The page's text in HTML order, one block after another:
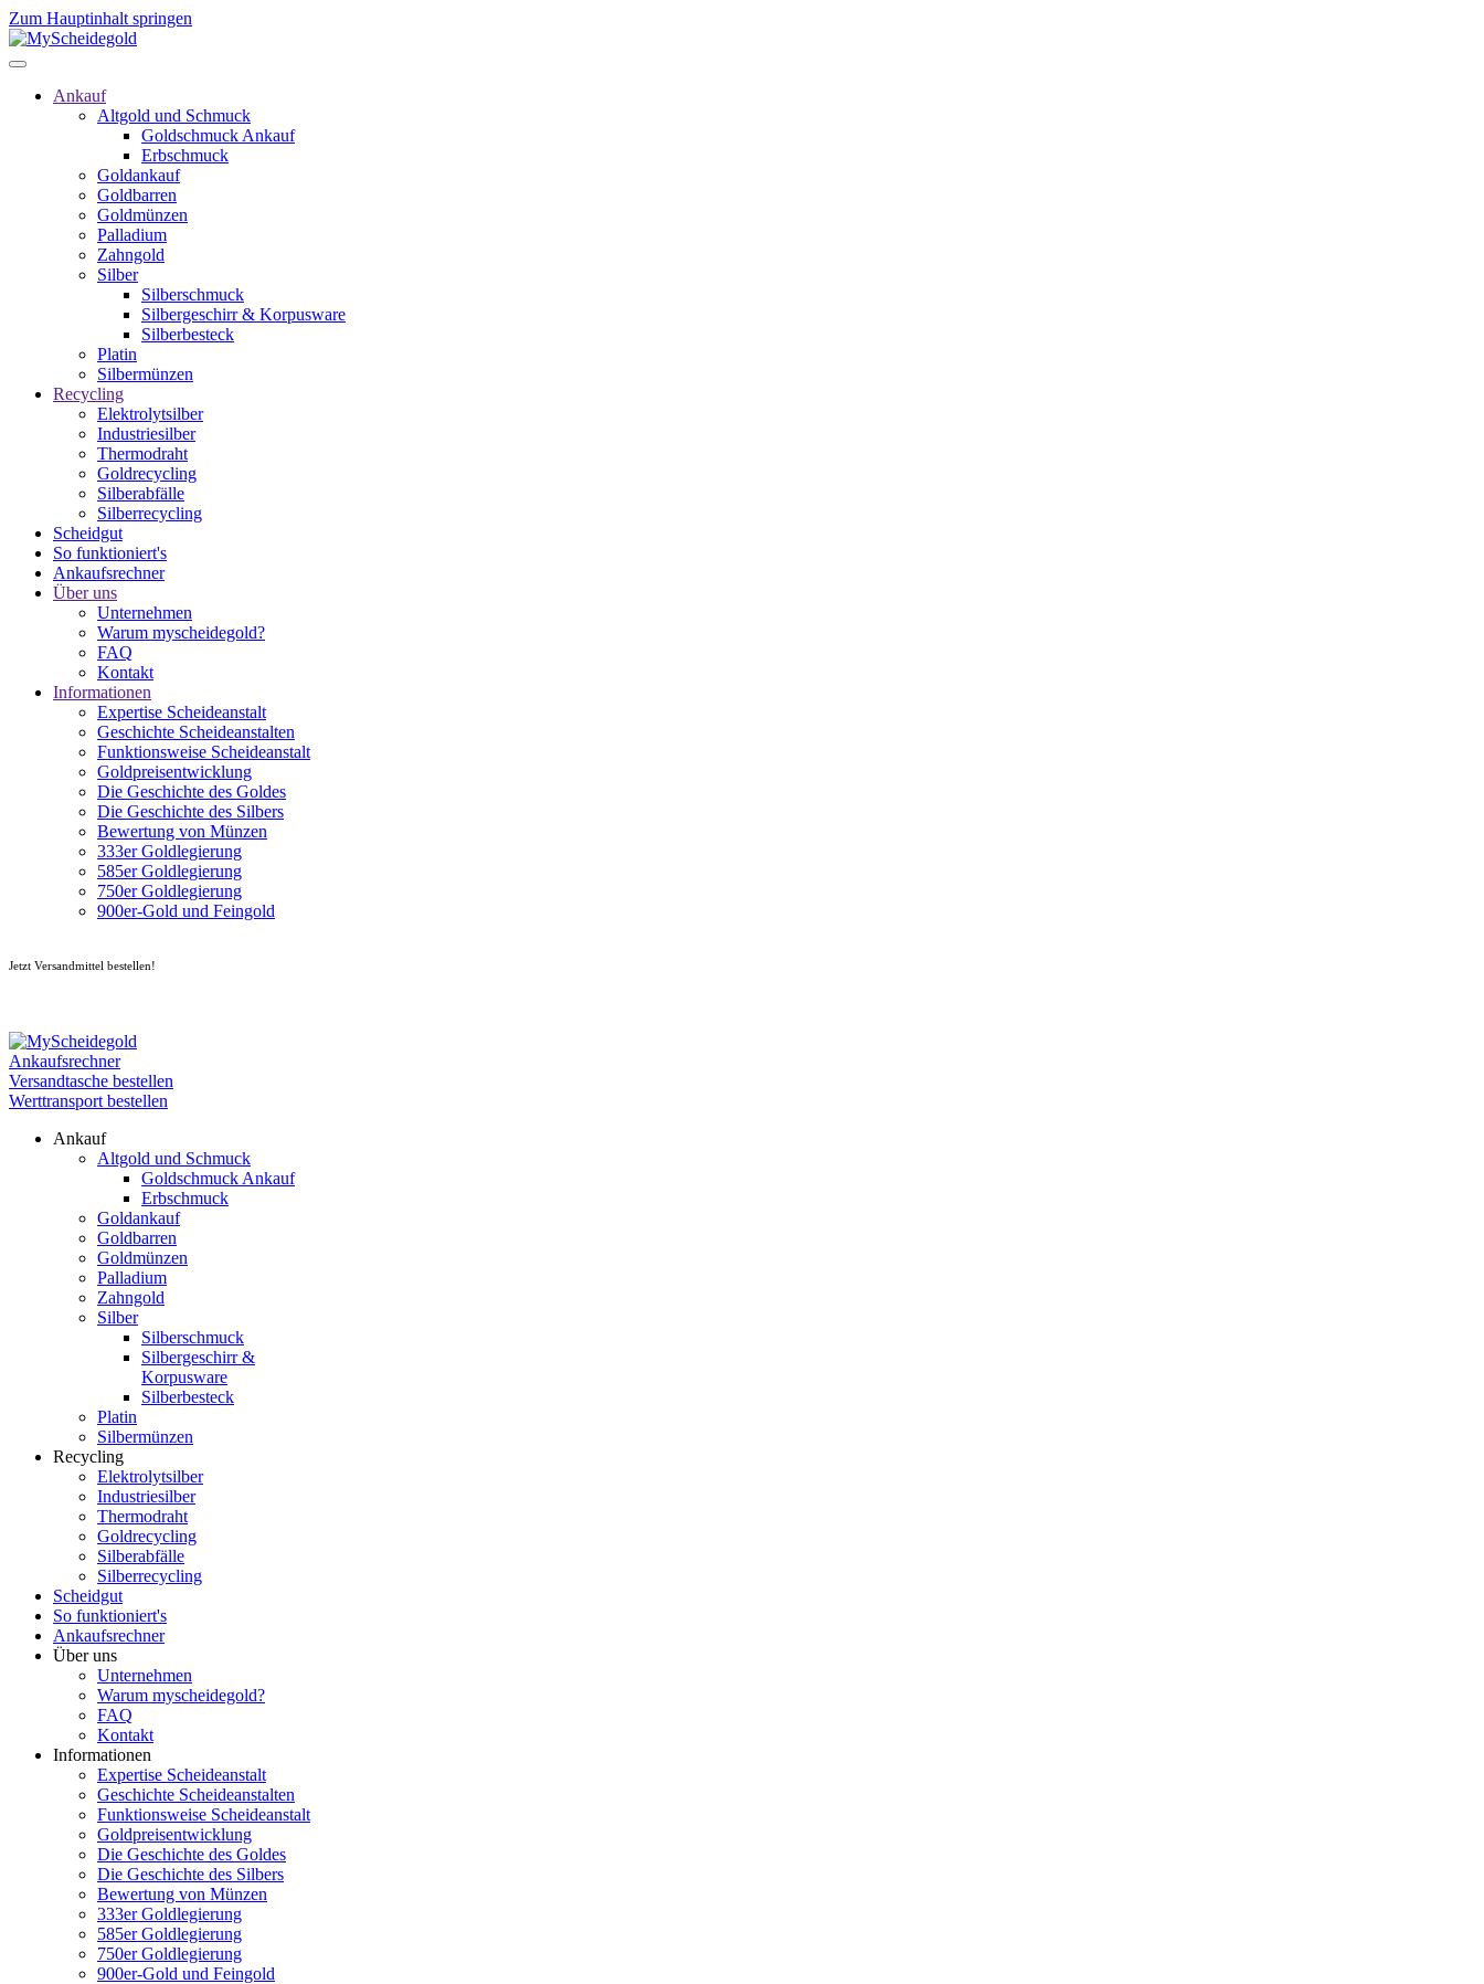
Zum Hauptinhalt springen
Ankauf
Altgold und Schmuck
Goldschmuck Ankauf
Erbschmuck
Goldankauf
Goldbarren
Goldmünzen
Palladium
Zahngold
Silber
Silberschmuck
Silbergeschirr & Korpusware
Silberbesteck
Platin
Silbermünzen
Recycling
Elektrolytsilber
Industriesilber
Thermodraht
Goldrecycling
Silberabfälle
Silberrecycling
Scheidgut
So funktioniert's
Ankaufsrechner
Über uns
Unternehmen
Warum myscheidegold?
FAQ
Kontakt
Informationen
Expertise Scheideanstalt
Geschichte Scheideanstalten
Funktionsweise Scheideanstalt
Goldpreisentwicklung
Die Geschichte des Goldes
Die Geschichte des Silbers
Bewertung von Münzen
333er Goldlegierung
585er Goldlegierung
750er Goldlegierung
900er-Gold und Feingold
Jetzt Versandmittel bestellen!
Ankaufsrechner
Versandtasche bestellen
Werttransport bestellen
Ankauf
Altgold und Schmuck
Goldschmuck Ankauf
Erbschmuck
Goldankauf
Goldbarren
Goldmünzen
Palladium
Zahngold
Silber
Silberschmuck
Silbergeschirr &
Korpusware
Silberbesteck
Platin
Silbermünzen
Recycling
Elektrolytsilber
Industriesilber
Thermodraht
Goldrecycling
Silberabfälle
Silberrecycling
Scheidgut
So funktioniert's
Ankaufsrechner
Über uns
Unternehmen
Warum myscheidegold?
FAQ
Kontakt
Informationen
Expertise Scheideanstalt
Geschichte Scheideanstalten
Funktionsweise Scheideanstalt
Goldpreisentwicklung
Die Geschichte des Goldes
Die Geschichte des Silbers
Bewertung von Münzen
333er Goldlegierung
585er Goldlegierung
750er Goldlegierung
900er-Gold und Feingold